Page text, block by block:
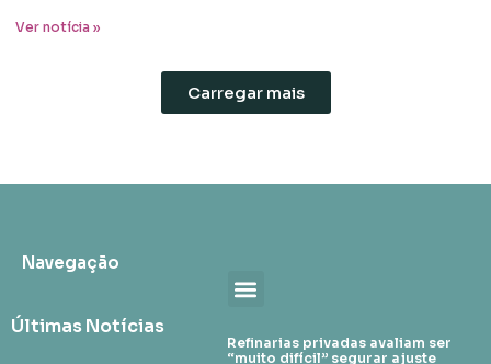
Ver notícia »
Carregar mais
Navegação
Últimas Notícias
Refinarias privadas avaliam ser
“muito difícil” segurar ajuste